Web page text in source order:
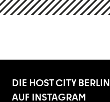
DIE HOST CITY BERLIN
AUF INSTAGRAM